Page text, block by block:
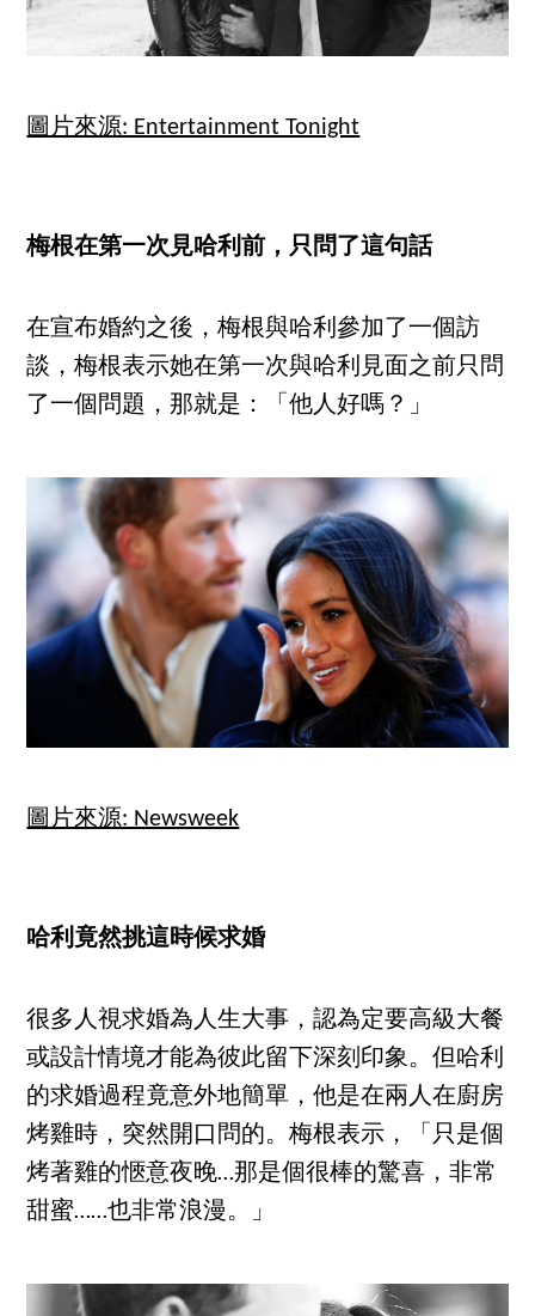
圖片來源: Entertainment Tonight
梅根在第一次見哈利前，只問了這句話
在宣布婚約之後，梅根與哈利參加了一個訪
談，梅根表示她在第一次與哈利見面之前只問
了一個問題，那就是：「他人好嗎？」
圖片來源: Newsweek
哈利竟然挑這時候求婚
很多人視求婚為人生大事，認為定要高級大餐
或設計情境才能為彼此留下深刻印象。但哈利
的求婚過程竟意外地簡單，他是在兩人在廚房
烤雞時，突然開口問的。梅根表示，「只是個
烤著雞的愜意夜晚…那是個很棒的驚喜，非常
甜蜜……也非常浪漫。」